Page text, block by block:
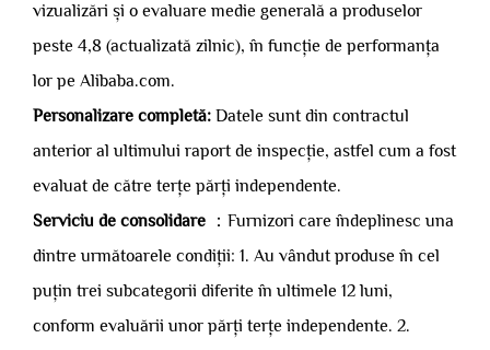
vizualizări și o evaluare medie generală a produselor
peste 4,8 (actualizată zilnic), în funcție de performanța
lor pe Alibaba.com.
Personalizare completă: Datele sunt din contractul
anterior al ultimului raport de inspecție, astfel cum a fost
evaluat de către terțe părți independente.
Serviciu de consolidare
：Furnizori care îndeplinesc una
dintre următoarele condiții: 1. Au vândut produse în cel
puțin trei subcategorii diferite în ultimele 12 luni,
conform evaluării unor părți terțe independente. 2.